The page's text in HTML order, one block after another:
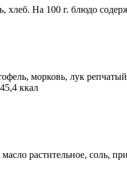
На 100 г. блюдо
морковь, лук
ккал
растительное, соль,